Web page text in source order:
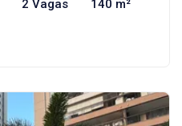
2 Vagas 140 m²